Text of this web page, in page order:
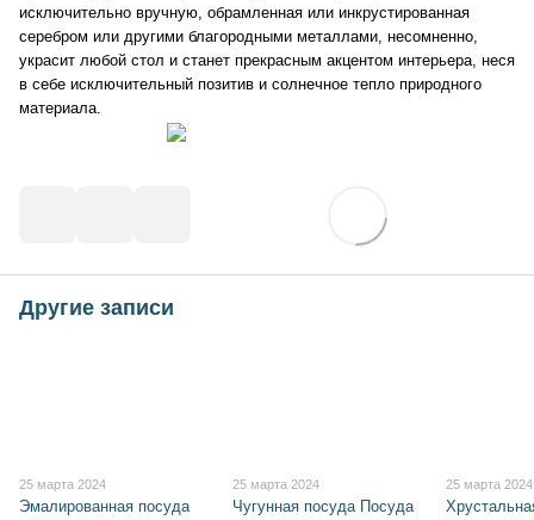
исключительно вручную, обрамленная или инкрустированная
серебром или другими благородными металлами, несомненно,
украсит любой стол и станет прекрасным акцентом интерьера, неся
в себе исключительный позитив и солнечное тепло природного
материала.
Другие записи
25 марта 2024
Эмалированная посуда
25 марта 2024
Чугунная посуда Посуда
25 марта 2024